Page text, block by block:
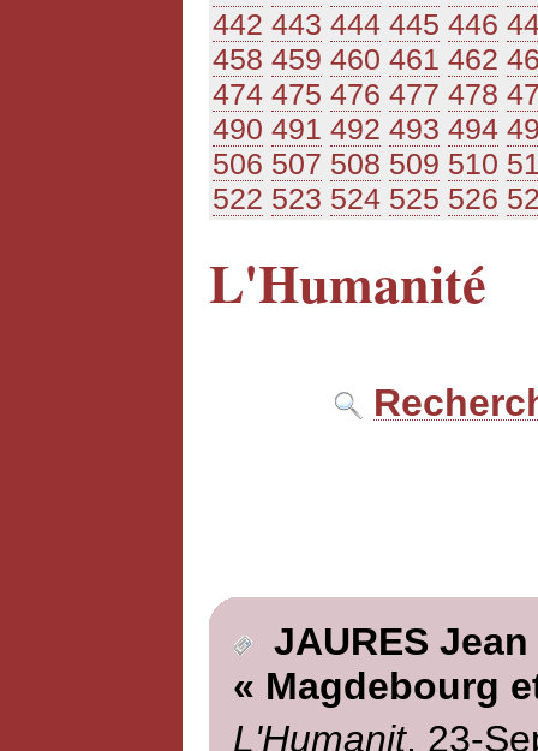
442 443 444 445 446
458 459 460 461 462
474 475 476 477 478
490 491 492 493 494
506 507 508 509 510
522 523 524 525 526
L'Humanité
JAURES Jean
« Magdebourg
L'Humanit, 23-